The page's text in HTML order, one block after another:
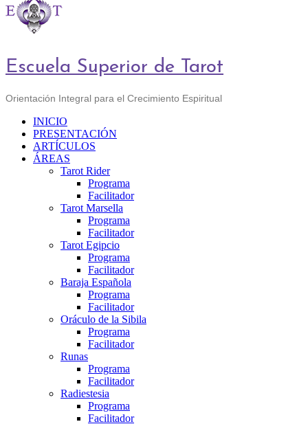
Escuela Superior de Tarot
Orientación Integral para el Crecimiento Espiritual
INICIO
PRESENTACIÓN
ARTÍCULOS
ÁREAS
Tarot Rider
Programa
Facilitador
Tarot Marsella
Programa
Facilitador
Tarot Egipcio
Programa
Facilitador
Baraja Española
Programa
Facilitador
Oráculo de la Sibila
Programa
Facilitador
Runas
Programa
Facilitador
Radiestesia
Programa
Facilitador